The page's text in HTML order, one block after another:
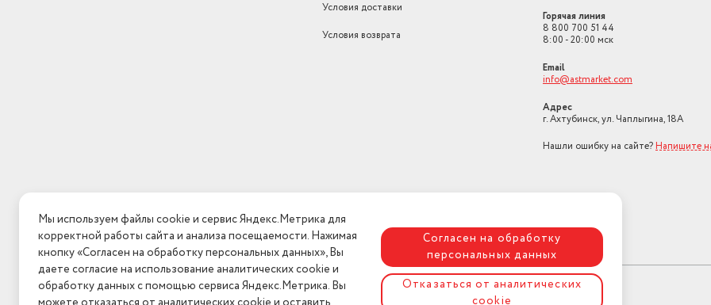
Условия доставки
Условия возврата
Горячая линия
8 800 700 51 44
8:00 - 20:00 мск
Email
info@astmarket.com
Адрес
г. Ахтубинск, ул. Чаплыгина, 18А
Нашли ошибку на сайте? Напишите
Мы используем файлы cookie и сервис Яндекс.Метрика для
корректной работы сайта и анализа посещаемости. Нажимая
кнопку «Согласен на обработку персональных данных», Вы
даете согласие на использование аналитических cookie и
обработку данных с помощью сервиса Яндекс.Метрика. Вы
Согласен на обработку
персональных данных
Отказаться от аналитических
cookie